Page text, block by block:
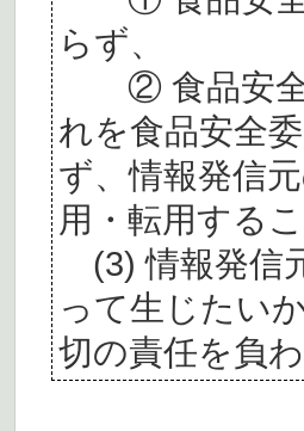
らず、
② 食品安全
れを食品安全
ず、情報発信
用・転用するこ
(3) 情報発信
って生じたい
切の責任を負